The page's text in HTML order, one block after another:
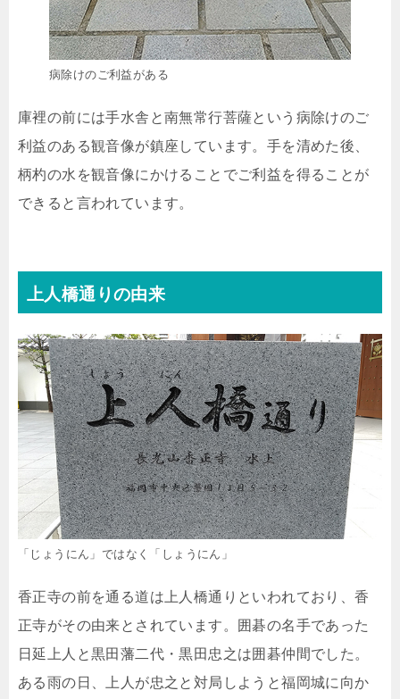
病除けのご利益がある
庫裡の前には手水舎と南無常行菩薩という病除けのご
利益のある観音像が鎮座しています。手を清めた後、
柄杓の水を観音像にかけることでご利益を得ることが
できると言われています。
上人橋通りの由来
「じょうにん」ではなく「しょうにん」
香正寺の前を通る道は上人橋通りといわれており、香
正寺がその由来とされています。囲碁の名手であった
日延上人と黒田藩二代・黒田忠之は囲碁仲間でした。
ある雨の日、上人が忠之と対局しようと福岡城に向か